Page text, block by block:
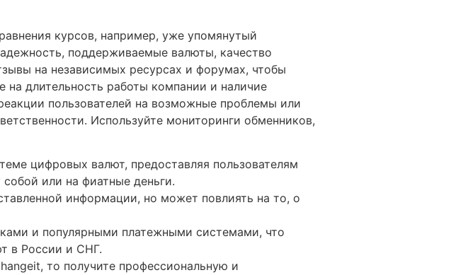
курсов, например, уже упомянутый
поддерживаемые валюты, качество
на независимых ресурсах и форумах, чтобы
на длительность работы компании и наличие
пользователей на возможные проблемы или
Используйте мониторинги обменников,
цифровых валют, предоставляя пользователям
или на фиатные деньги.
информации, но может повлиять на то, о
и популярными платежными системами, что
в России и СНГ.
то получите профессиональную и